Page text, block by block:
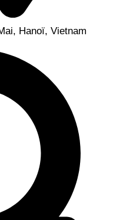
Hanoï, Vietnam